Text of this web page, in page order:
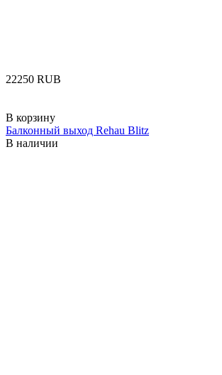
‍22250‍ RUB
В корзину
Балконный выход Rehau Blitz
В наличии